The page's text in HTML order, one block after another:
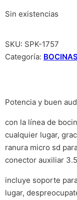
Sin existencias
SKU: SPK-1757
Categoría: BOCINAS
Potencia y buen
con la línea de
cualquier lugar,
ranura micro sd
conector auxiliar
incluye soporte
lugar,